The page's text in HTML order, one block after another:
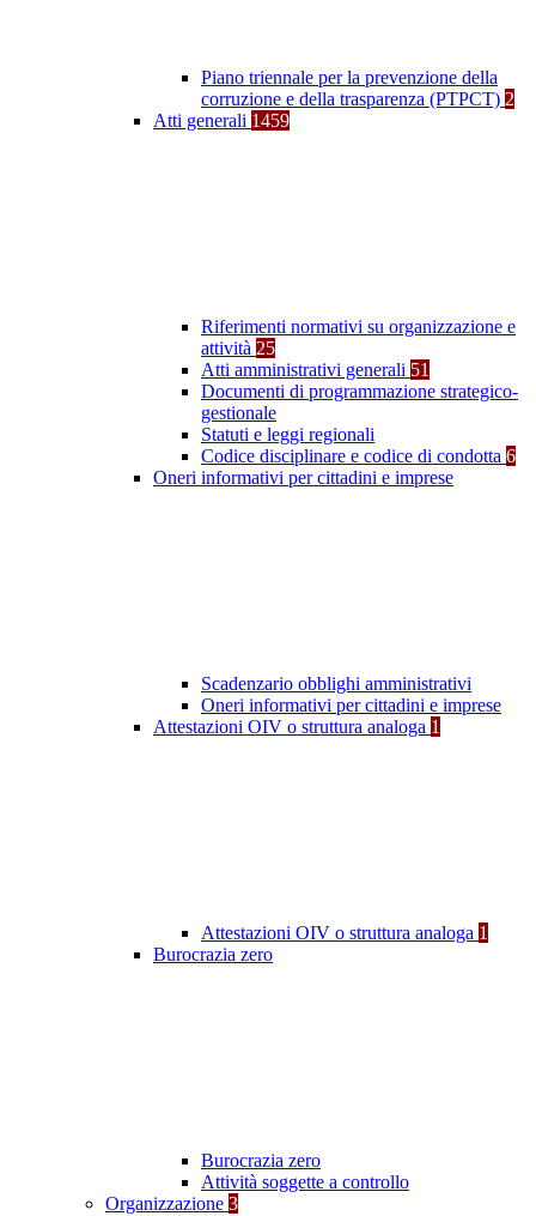
Piano triennale per la prevenzione della
corruzione e della trasparenza (PTPCT) 2
Atti generali 1459
Riferimenti normativi su organizzazione e
attività 25
Atti amministrativi generali 51
Documenti di programmazione strategico-
gestionale
Statuti e leggi regionali
Codice disciplinare e codice di condotta 6
Oneri informativi per cittadini e imprese
Scadenzario obblighi amministrativi
Oneri informativi per cittadini e imprese
Attestazioni OIV o struttura analoga 1
Attestazioni OIV o struttura analoga 1
Burocrazia zero
Burocrazia zero
Attività soggette a controllo
Organizzazione 3